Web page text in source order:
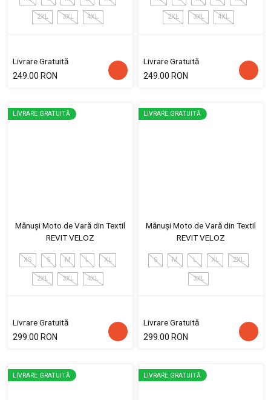
2XL 3XL 4XL
Livrare Gratuită
249.00 RON
2XL 3XL 4XL
Livrare Gratuită
249.00 RON
LIVRARE GRATUITĂ
Mănuși Moto de Vară din Textil
REVIT VELOZ
XS S M L XL
2XL 3XL 4XL
Livrare Gratuită
299.00 RON
LIVRARE GRATUITĂ
Mănuși Moto de Vară din Textil
REVIT VELOZ
S M L XL 2XL
3XL
Livrare Gratuită
299.00 RON
LIVRARE GRATUITĂ LIVRARE GRATUITĂ